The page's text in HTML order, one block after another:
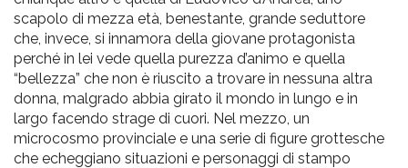
scapolo di mezza età, benestante, grande seduttore
che, invece, si innamora della giovane protagonista
perché in lei vede quella purezza d’animo e quella
“bellezza” che non è riuscito a trovare in nessuna altra
donna, malgrado abbia girato il mondo in lungo e in
largo facendo strage di cuori. Nel mezzo, un
microcosmo provinciale e una serie di figure grottesche
che echeggiano situazioni e personaggi di stampo